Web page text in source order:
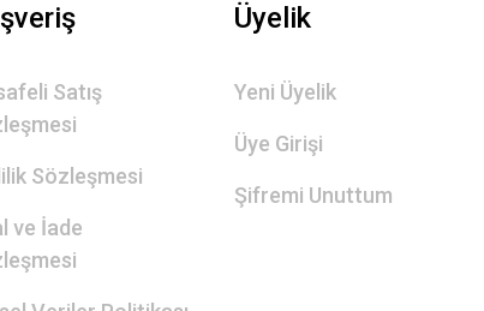
Satış
Sözleşmesi
ve İade
Üyelik
Yeni Üyelik
Üye Girişi
Şifremi Unuttum